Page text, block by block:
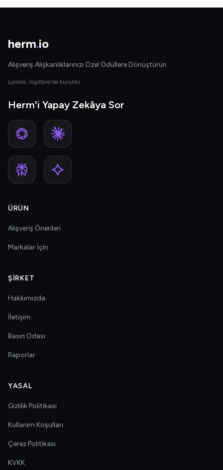
herm.io
Alışveriş Alışkanlıklarınızı Özel Ödüllere Dönüştürün
Londra, İngiltere'de kuruldu
Herm'i Yapay Zekâya Sor
ÜRÜN
Alışveriş Önerileri
Markalar İçin
ŞIRKET
Hakkımızda
İletişim
Basın Odası
Raporlar
YASAL
Gizlilik Politikası
Kullanım Koşulları
Çerez Politikası
KVKK